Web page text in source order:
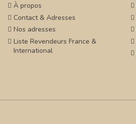
À propos
Contact & Adresses
Nos adresses
Liste Revendeurs France &
International